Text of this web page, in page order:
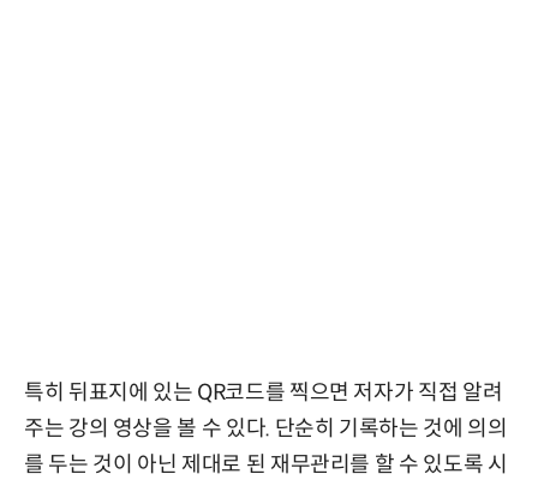
특히 뒤표지에 있는 QR코드를 찍으면 저자가 직접 알려
주는 강의 영상을 볼 수 있다. 단순히 기록하는 것에 의의
를 두는 것이 아닌 제대로 된 재무관리를 할 수 있도록 시